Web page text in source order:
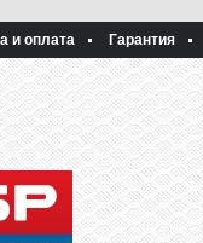
и оплата Гарантия